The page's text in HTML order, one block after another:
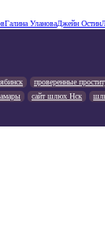
Галина УлановаДжейн Остин
проверенные
сайт шлюх Нск